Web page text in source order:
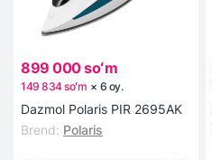
899 000 soʻm
149 834 soʻm × 6 oy.
Dazmol Polaris PIR 2695AK
Brend: Polaris